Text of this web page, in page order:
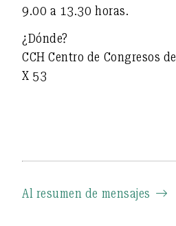
9.00 a 13.30 horas.
¿Dónde?
CCH Centro de Congresos
X 53
Al resumen de mensajes